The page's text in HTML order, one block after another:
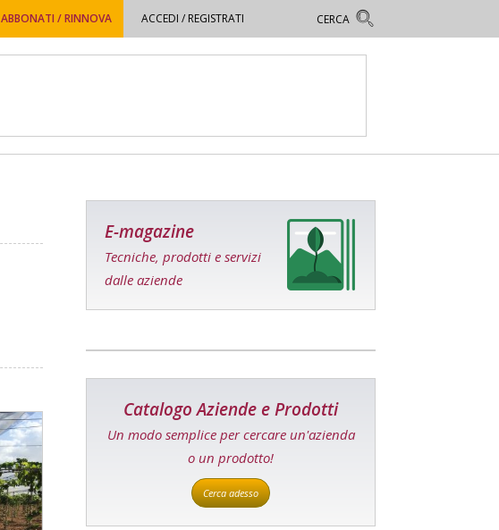
ABBONATI / RINNOVA ACCEDI / REGISTRATI
E-magazine
Tecniche, prodotti e servizi
dalle aziende
Catalogo Aziende e Prodotti
Un modo semplice per cercare un'azienda
o un prodotto!
Cerca adesso